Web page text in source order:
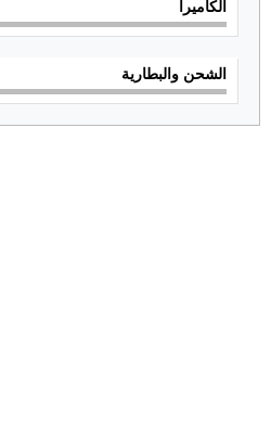
الكاميرا
الشحن والبطارية